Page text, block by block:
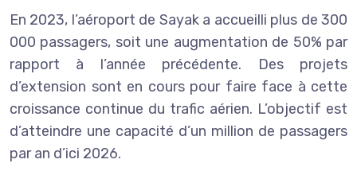
En 2023, l’aéroport de Sayak a accueilli plus de 300
000 passagers, soit une augmentation de 50% par
rapport à l’année précédente. Des projets
d’extension sont en cours pour faire face à cette
croissance continue du trafic aérien. L’objectif est
d’atteindre une capacité d’un million de passagers
par an d’ici 2026.